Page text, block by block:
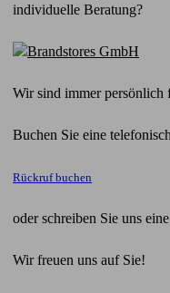
individuelle Beratung?
Wir sind immer persönlich
Buchen Sie eine
Rückruf buchen
oder schreiben Sie uns
Wir freuen uns auf Sie!